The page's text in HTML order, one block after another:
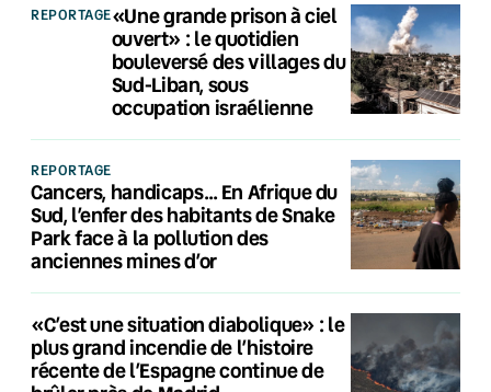
REPORTAGE«Une grande prison à ciel
ouvert» : le quotidien
bouleversé des villages du
Sud-Liban, sous
occupation israélienne
REPORTAGE
Cancers, handicaps… En Afrique du
Sud, l’enfer des habitants de Snake
Park face à la pollution des
anciennes mines d’or
«C’est une situation diabolique» : le
plus grand incendie de l’histoire
récente de l’Espagne continue de